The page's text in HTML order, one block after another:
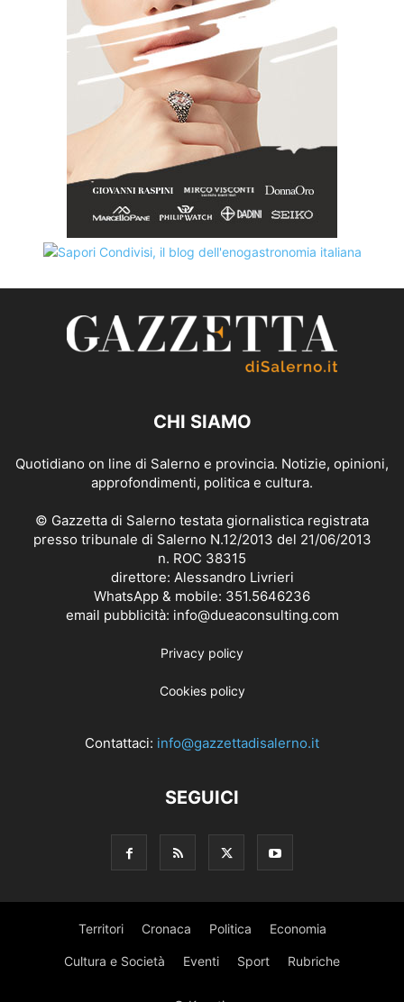
CHI SIAMO
Quotidiano on line di Salerno e provincia. Notizie, opinioni,
approfondimenti, politica e cultura.
© Gazzetta di Salerno testata giornalistica registrata
presso tribunale di Salerno N.12/2013 del 21/06/2013
n. ROC 38315
direttore: Alessandro Livrieri
WhatsApp & mobile: 351.5646236
email pubblicità: info@dueaconsulting.com
Privacy policy
Cookies policy
Contattaci: info@gazzettadisalerno.it
SEGUICI
Territori Cronaca Politica Economia
Cultura e Società Eventi Sport Rubriche